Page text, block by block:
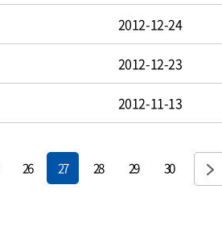
2012-12-24
2012-12-23
2012-11-13
26 27 28 29 30